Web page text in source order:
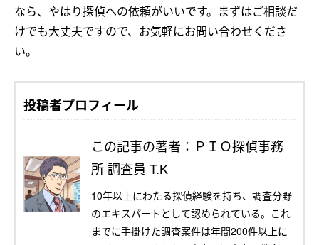
なら、やはり探偵への依頼がいいです。まずはご相談だ
けでも大丈夫ですので、お気軽にお問い合わせくださ
い。
投稿者プロフィール
この記事の著者：ＰＩＯ探偵事務
所 調査員 T.K
10年以上にわたる探偵経験を持ち、調査分野
のエキスパートとして認められている。これ
までに手掛けた調査案件は年間200件以上に